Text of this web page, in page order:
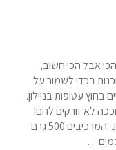
אבל הכי חשוב,
בכדי לשמור על
עטופות בניילון.
לא זורקים לחם!
סביר להניח שהן יתחסלו בשניות אבל בכל זאת.. המרכיבים:500 גרם